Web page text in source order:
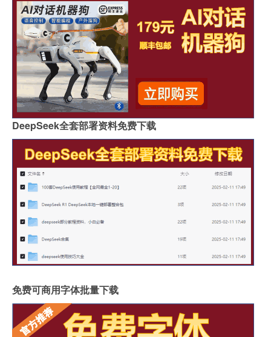
DeepSeek全套部署资料免费下载
免费可商用字体批量下载